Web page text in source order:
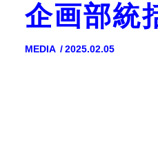
企画部統
MEDIA 2025.02.05